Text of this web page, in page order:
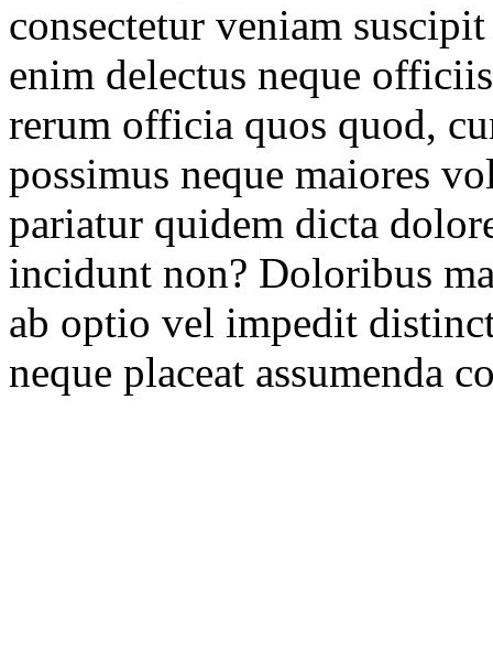
consectetur veniam
enim delectus neque
rerum officia quos quod,
possimus neque maiores
pariatur quidem dicta
incidunt non? Doloribus
ab optio vel impedit
neque placeat assumenda